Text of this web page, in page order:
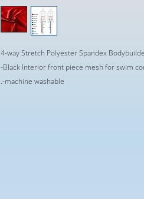
4-way Stretch Polyester Spandex
-Black Interior front piece mesh for swim
.-machine washable